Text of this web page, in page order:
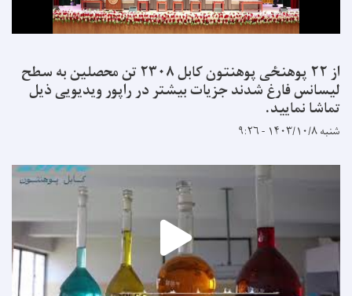
از ۲۲ پوهنځی پوهنتون کابل ۲۳۰۸ تن محصلین به سطح
لیسانس فارغ شدند جزیات بیشتر در راپور ویدیویی ذیل
تماشا نمایید.
شنبه ۱۴۰۳/۱۰/۸ - ۹:۲۶